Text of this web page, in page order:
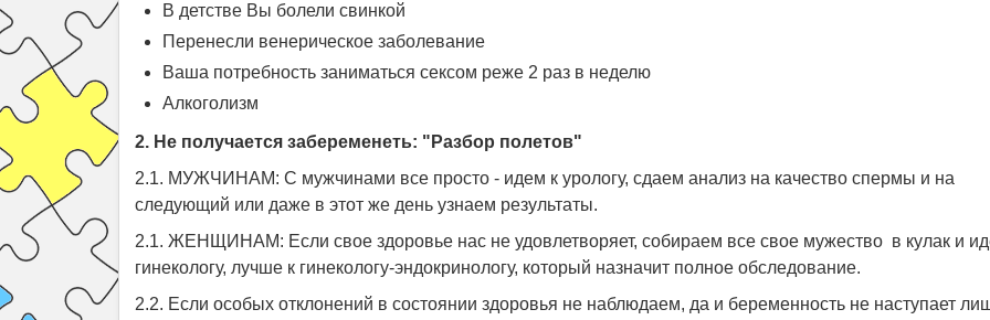
В детстве Вы болели свинкой
Перенесли венерическое заболевание
Ваша потребность заниматься сексом реже 2 раз в неделю
Алкоголизм
2. Не получается забеременеть: "Разбор полетов"
2.1. МУЖЧИНАМ: С мужчинами все просто - идем к урологу, сдаем анализ на качество спермы и на
следующий или даже в этот же день узнаем результаты.
2.1. ЖЕНЩИНАМ: Если свое здоровье нас не удовлетворяет, собираем все свое мужество в кулак и
гинекологу, лучше к гинекологу-эндокринологу, который назначит полное обследование.
2.2. Если особых отклонений в состоянии здоровья не наблюдаем, да и беременность не наступает